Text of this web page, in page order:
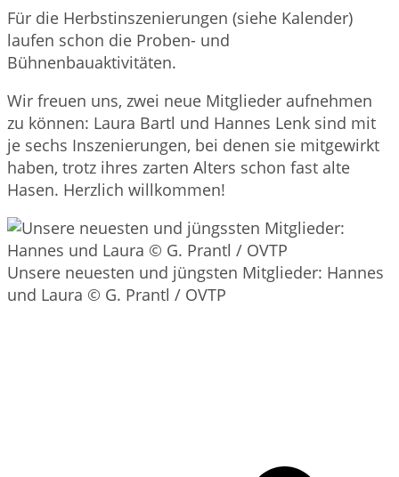
Für die Herbstinszenierungen (siehe Kalender)
laufen schon die Proben- und
Bühnenbauaktivitäten.
Wir freuen uns, zwei neue Mitglieder aufnehmen
zu können: Laura Bartl und Hannes Lenk sind mit
je sechs Inszenierungen, bei denen sie mitgewirkt
haben, trotz ihres zarten Alters schon fast alte
Hasen. Herzlich willkommen!
Unsere neuesten und jüngsten Mitglieder: Hannes
und Laura © G. Prantl / OVTP